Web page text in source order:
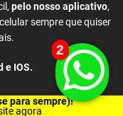
pelo nosso aplicativo,
sempre que quiser
e IOS.
2026
2
para sempre)!
agora